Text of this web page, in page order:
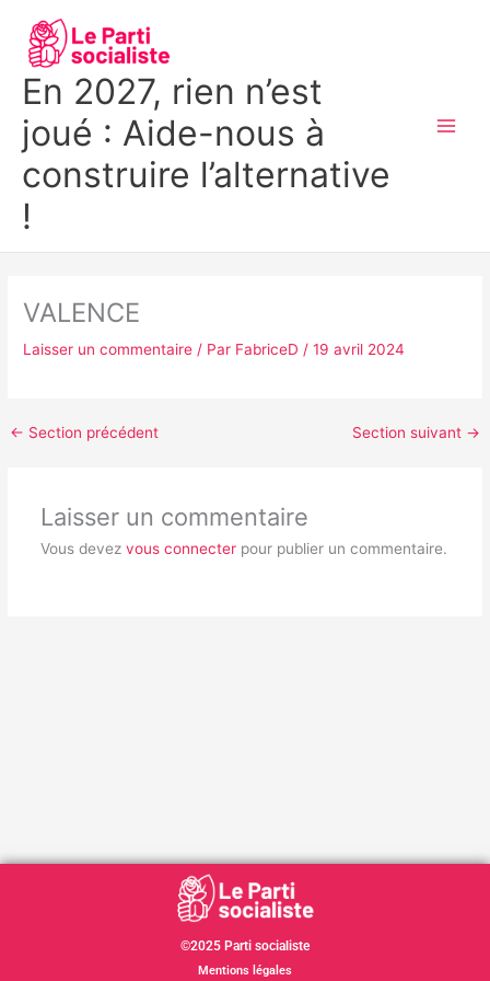
contenu
En 2027, rien n’est
joué : Aide-nous à
construire l’alternative
!
VALENCE
Laisser un commentaire / Par FabriceD/19 avril 2024
← Section précédent Section suivant →
Laisser un commentaire
Vous devez vous connecterpour publier un commentaire.
©2025 Parti socialiste
Mentions légales